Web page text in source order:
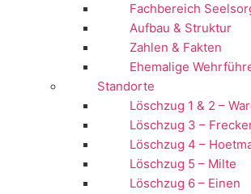
Fachbereich
Aufbau & Struktur
Zahlen & Fakten
Ehemalige
Standorte
Löschzug 1 & 2 –
Löschzug 3 –
Löschzug 4 –
Löschzug 5 – Milte
Löschzug 6 – Einen